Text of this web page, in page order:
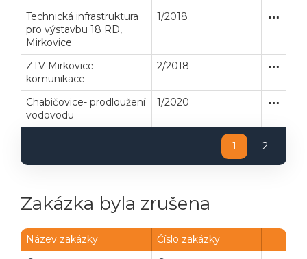
Technická infrastruktura
pro výstavbu 18 RD,
Mirkovice
1/2018
ZTV Mirkovice -
komunikace
2/2018
Chabičovice- prodloužení
vodovodu
1/2020
1 2
Zakázka byla zrušena
Název zakázky Číslo zakázky